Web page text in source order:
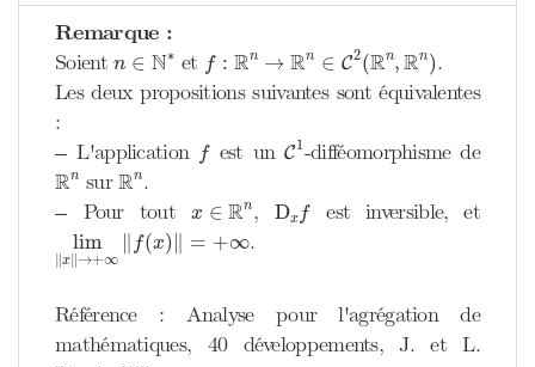
Remarque :
Soientn ∈ N∗
∈ N∗ et f : Rn → Rn ∈ C2(Rn, Rn)
:R n→ n∈C Rn,Rn)
.
Les deux propositions suivantes sont équivalentes
:
-- L'application f
f est un C1
C1-difféomorphisme de
Rn
Rn surRn
Rn.
-- Pour tout
x ∈ Rn
∈Rn , Dx f
D f est inversible, et
lim
∥x∥→+∞
f(x) = +∞
lim → + ∞‖f ‖ .
Référence : Analyse pour l'agrégation de
mathématiques, 40 développements, J. et L.